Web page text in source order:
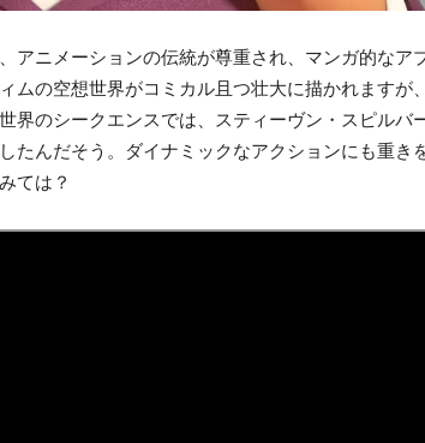
アニメーションの伝統が尊重され、マンガ的なア
ムの空想世界がコミカル且つ壮大に描かれますが
界のシークエンスでは、スティーヴン・スピルバ
たんだそう。ダイナミックなアクションにも重き
ては？